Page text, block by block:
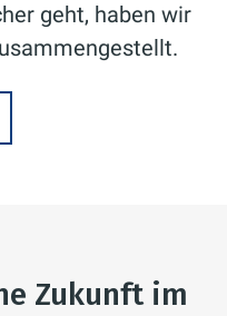
geht, haben wir
Zukunft im